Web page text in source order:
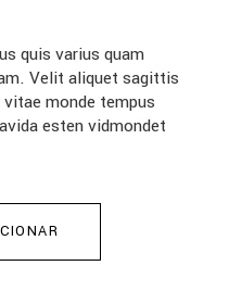
quis varius quam
Velit aliquet sagittis
monde tempus
esten vidmondet